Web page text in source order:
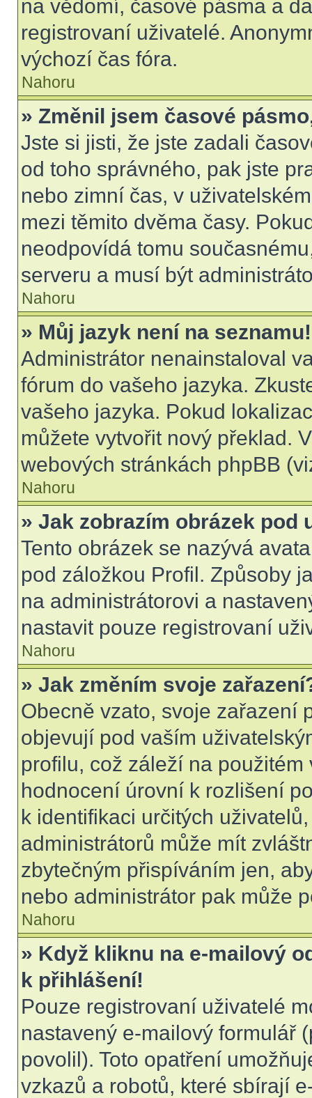
na vědomí, časové pásma a
registrovaní uživatelé.
výchozí čas fóra.
Nahoru
» Změnil jsem časové
Jste si jisti, že jste zadali
od toho správného, pak jste
nebo zimní čas, v
mezi těmito dvěma časy.
neodpovídá tomu
serveru a musí být
Nahoru
» Můj jazyk není na seznamu!
Administrátor nenainstaloval
fórum do vašeho jazyka.
vašeho jazyka. Pokud
můžete vytvořit nový překlad.
webových stránkách phpBB
Nahoru
» Jak zobrazím obrázek pod
Tento obrázek se nazývá
pod záložkou Profil. Způsoby
na administrátorovi a
nastavit pouze registrovaní
Nahoru
» Jak změním svoje
Obecně vzato, svoje zařazení
objevují pod vaším
profilu, což záleží na
hodnocení úrovní k rozlišení
k identifikaci určitých
administrátorů může mít
zbytečným přispíváním jen,
nebo administrátor pak může
Nahoru
» Když kliknu na e-mailový
k přihlášení!
Pouze registrovaní uživatelé
nastavený e-mailový formulář
povolil). Toto opatření
vzkazů a robotů, které sbírají